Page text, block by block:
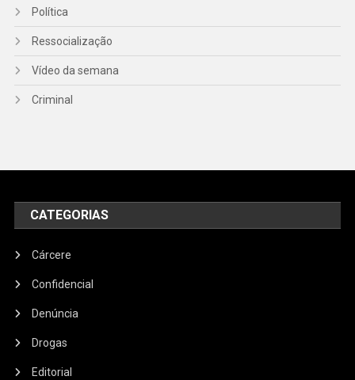
Política
Ressocialização
Vídeo da semana
Criminal
CATEGORIAS
Cárcere
Confidencial
Denúncia
Drogas
Editorial